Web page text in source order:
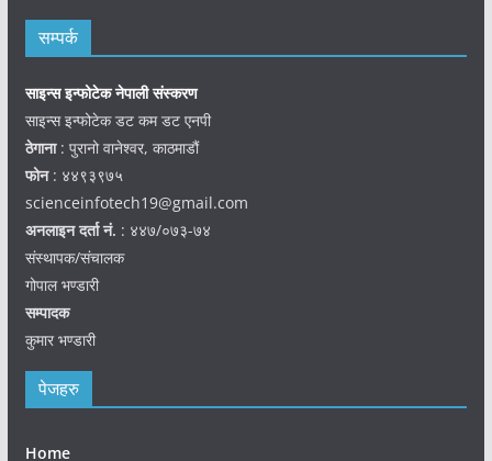
सम्पर्क
साइन्स इन्फोटेक नेपाली संस्करण
साइन्स इन्फोटेक डट कम डट एनपी
ठेगाना: पुरानो वानेश्वर, काठमाडौं
फोन: ४४९३९७५
scienceinfotech19@gmail.com
अनलाइन दर्ता नं. : ४४७/०७३-७४
संस्थापक/संचालक
गोपाल भण्डारी
सम्पादक
कुमार भण्डारी
पेजहरु
Home